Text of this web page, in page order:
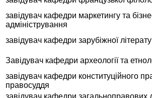
завідувач кафедри маркетингу та
адміністрування
завідувач кафедри зарубіжної
Завідувач кафедри археології та
завідувач кафедри конституційного
правосуддя
завідувач кафедри загальноправових